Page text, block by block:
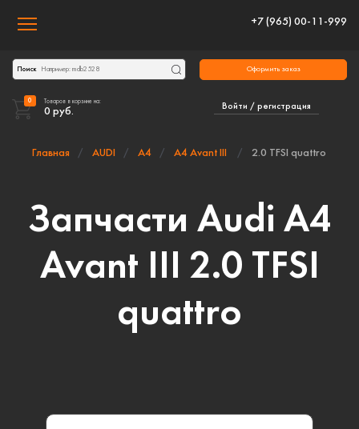
Toggle navigation
+7 (965) 00-11-999
Поиск
Войти / регистрация
0 Товаров в корзине на:
0 руб.
Оформить заказ
Главная AUDI A4 A4 Avant III 2.0 TFSI quattro
Запчасти Audi A4
Avant III 2.0 TFSI
quattro